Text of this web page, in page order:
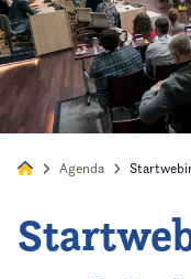
Home
Agenda